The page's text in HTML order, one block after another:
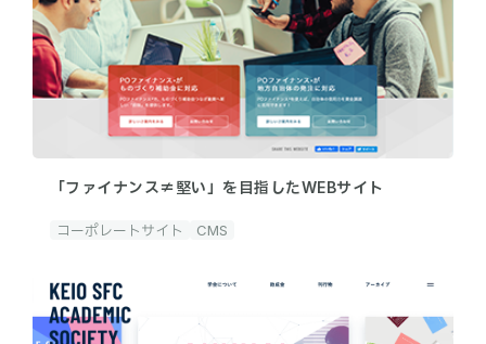
「ファイナンス≠堅い」を目指したWEBサイト
コーポレートサイト CMS